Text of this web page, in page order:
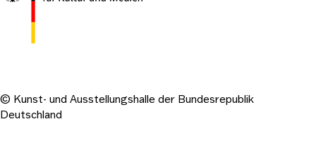
© Kunst- und Ausstellungshalle der Bundesrepublik
Deutschland